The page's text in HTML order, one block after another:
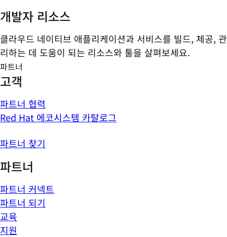
개발자 리소스
클라우드 네이티브 애플리케이션과 서비스를 빌드, 제공, 관
리하는 데 도움이 되는 리소스와 툴을 살펴보세요.
파트너
고객
파트너 협력
Red Hat 에코시스템 카탈로그
파트너 찾기
파트너
파트너 커넥트
파트너 되기
교육
지원